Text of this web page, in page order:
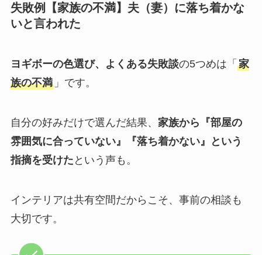
失敗例【家族の不満】夫（妻）に落ち着かな
いと言われた
ヨギボーの色選び、よくある失敗談の5つめは「 家
族の不満」です。
自分の好みだけで選んだ結果、 家族から『部屋の
雰囲気に合っていない』『落ち着かない』という
指摘を受けた という声も。
インテリアは共有空間だからこそ、事前の相談も
大切です。